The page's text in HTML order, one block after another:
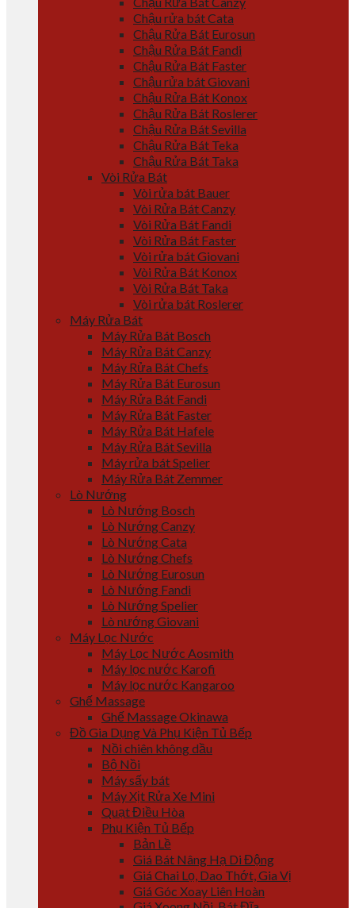
Chậu rửa bát Cata
Chậu Rửa Bát Eurosun
Chậu Rửa Bát Fandi
Chậu Rửa Bát Faster
Chậu rửa bát Giovani
Chậu Rửa Bát Konox
Chậu Rửa Bát Roslerer
Chậu Rửa Bát Sevilla
Chậu Rửa Bát Teka
Chậu Rửa Bát Taka
Vòi Rửa Bát
Vòi rửa bát Bauer
Vòi Rửa Bát Canzy
Vòi Rửa Bát Fandi
Vòi Rửa Bát Faster
Vòi rửa bát Giovani
Vòi Rửa Bát Konox
Vòi Rửa Bát Taka
Vòi rửa bát Roslerer
Máy Rửa Bát
Máy Rửa Bát Bosch
Máy Rửa Bát Canzy
Máy Rửa Bát Chefs
Máy Rửa Bát Eurosun
Máy Rửa Bát Fandi
Máy Rửa Bát Faster
Máy Rửa Bát Hafele
Máy Rửa Bát Sevilla
Máy rửa bát Spelier
Máy Rửa Bát Zemmer
Lò Nướng
Lò Nướng Bosch
Lò Nướng Canzy
Lò Nướng Cata
Lò Nướng Chefs
Lò Nướng Eurosun
Lò Nướng Fandi
Lò Nướng Spelier
Lò nướng Giovani
Máy Lọc Nước
Máy Lọc Nước Aosmith
Máy lọc nước Karofi
Máy lọc nước Kangaroo
Ghế Massage
Ghế Massage Okinawa
Đồ Gia Dụng Và Phụ Kiện Tủ Bếp
Nồi chiên không dầu
Bộ Nồi
Máy sấy bát
Máy Xịt Rửa Xe Mini
Quạt Điều Hòa
Phụ Kiện Tủ Bếp
Bản Lề
Giá Bát Nâng Hạ Di Động
Giá Chai Lọ, Dao Thớt, Gia Vị
Giá Góc Xoay Liên Hoàn